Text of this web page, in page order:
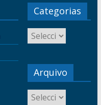
Categorias
Arquivo